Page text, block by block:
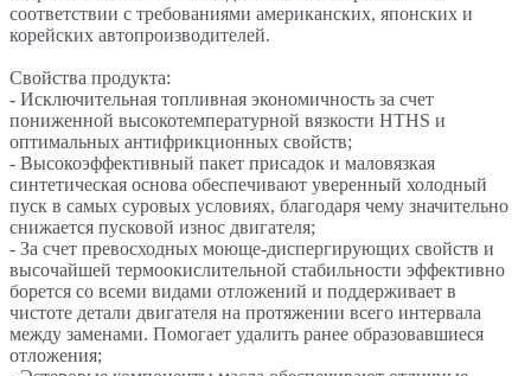
соответствии с требованиями американских, японских и
корейских автопроизводителей.
Свойства продукта:
- Исключительная топливная экономичность за счет
пониженной выcокотемпературной вязкости HTHS и
оптимальных антифрикционных свойств;
- Высокоэффективный пакет присадок и маловязкая
синтетическая основа обеспечивают уверенный холодный
пуск в самых суровых условиях, благодаря чему значительно
снижается пусковой износ двигателя;
- За счет превосходных моюще-диспергирующих свойств и
высочайшей термоокислительной стабильности эффективно
борется со всеми видами отложений и поддерживает в
чистоте детали двигателя на протяжении всего интервала
между заменами. Помогает удалить ранее образовавшиеся
отложения;